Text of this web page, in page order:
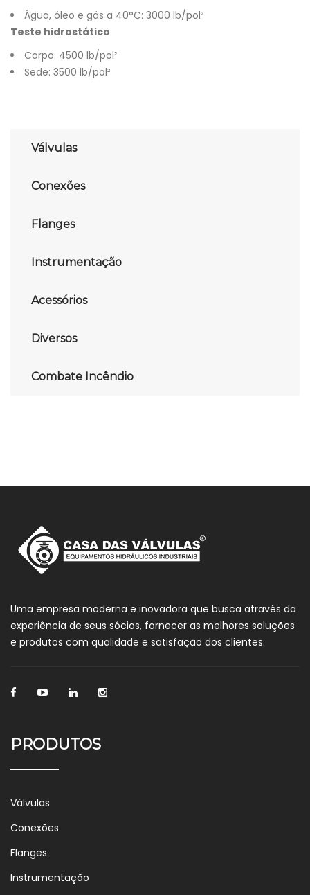
Água, óleo e gás a 40°C: 3000 lb/pol²
Teste hidrostático
Corpo: 4500 lb/pol²
Sede: 3500 lb/pol²
Válvulas
Conexões
Flanges
Instrumentação
Acessórios
Diversos
Combate Incêndio
Uma empresa moderna e inovadora que busca através da
experiência de seus sócios, fornecer as melhores soluções
e produtos com qualidade e satisfação dos clientes.
PRODUTOS
Válvulas
Conexões
Flanges
Instrumentação